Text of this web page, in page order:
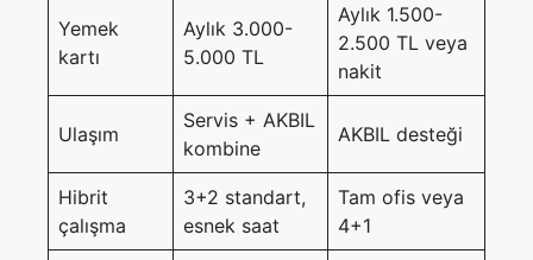
Yemek
kartı
Aylık 3.000-
5.000 TL
Aylık 1.500-
2.500 TL veya
nakit
Ulaşım
Servis + AKBIL
kombine
AKBIL desteği
Hibrit
çalışma
3+2 standart,
esnek saat
Tam ofis veya
4+1